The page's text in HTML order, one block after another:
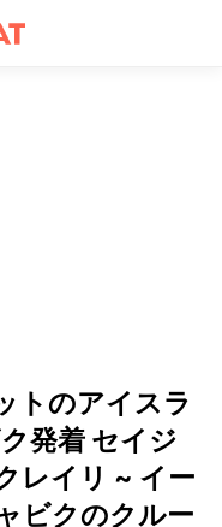
トのアイスラ
発着 セイジ
レイリ ~ イー
ビクのクルー